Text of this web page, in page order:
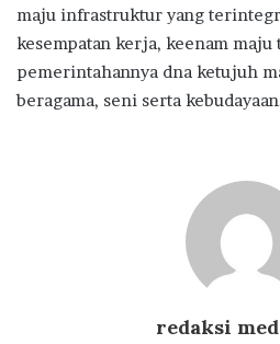
maju infrastruktur yang
kesempatan kerja, keenam maju
pemerintahannya dna ketujuh
beragama, seni serta
redaksi